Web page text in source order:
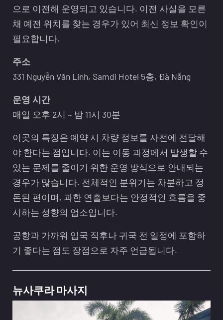
으로 이전해 운영되고 있습니다. 이전 사실을 모른
채 예전 위치를 찾는 경우가 있어 최신 정보 확인이
필요합니다.
주소
331 Nguyễn Văn Linh, Samdi Hotel 5층, Đà Nẵng
운영 시간
매일 오후 2시 ~ 밤 11시 30분
이곳의 특징은 예약 시 차량 정보를 사전에 전달해
야 한다는 점입니다. 이는 이동 과정에서 발생할 수
있는 문제를 줄이기 위한 운영 방식으로 안내되는
경우가 많습니다. 전체적인 분위기는 차분하고 정
돈된 편이며, 과한 연출보다는 안정적인 흐름을 중
시하는 성향의 업소입니다.
공항과 가까워 입국 직후나 귀국 전 일정에 포함하
기 좋다는 점도 장점으로 자주 언급됩니다.
뉴사쿠라 마사지